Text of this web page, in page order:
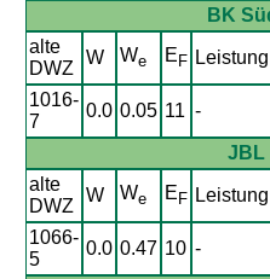
BK
alte
DWZ
W We E F Leistung
1016-
7
0.0 0.05 11 -
JBL
alte
DWZ
W We E F Leistung
1066-
5
0.0 0.47 10 -